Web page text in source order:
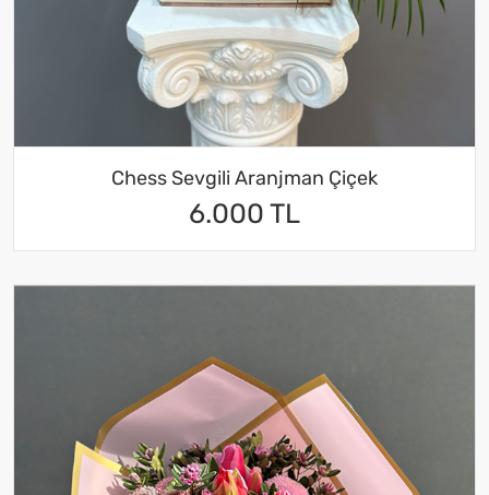
Chess Sevgili Aranjman Çiçek
6.000 TL